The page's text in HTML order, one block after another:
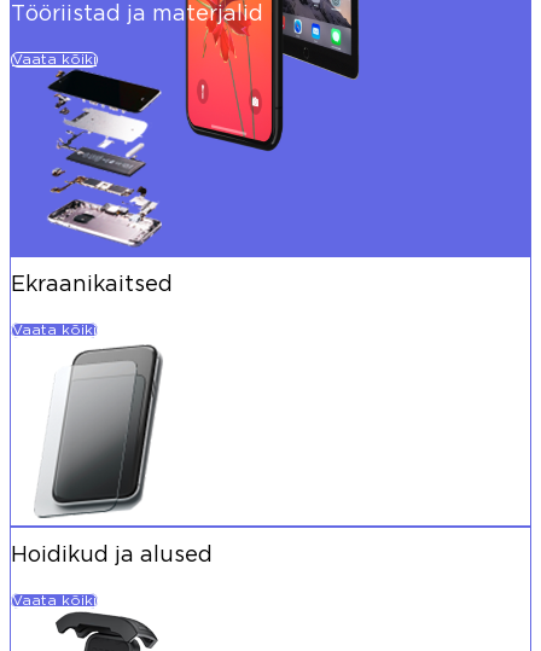
Tööriistad ja materjalid
Vaata kõiki
Ekraanikaitsed
Vaata kõiki
Hoidikud ja alused
Vaata kõiki